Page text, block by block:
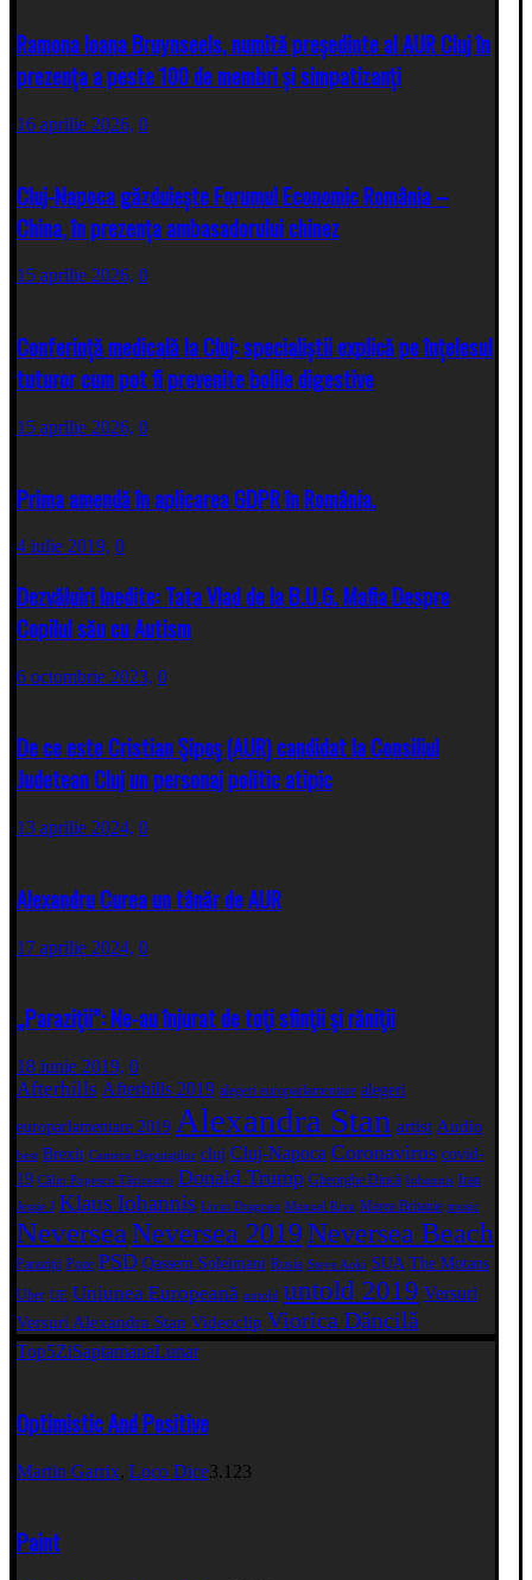
Ramona Ioana Bruynseels, numită președinte al AUR Cluj în
prezența a peste 100 de membri și simpatizanți
16 aprilie 2026, 0
Cluj-Napoca găzduiește Forumul Economic România –
China, în prezența ambasadorului chinez
15 aprilie 2026, 0
Conferință medicală la Cluj: specialiștii explică pe înțelesul
tuturor cum pot fi prevenite bolile digestive
15 aprilie 2026, 0
Prima amendă în aplicarea GDPR în România.
4 iulie 2019, 0
Dezvăluiri Inedite: Tata Vlad de la B.U.G. Mafia Despre
Copilul său cu Autism
6 octombrie 2023, 0
De ce este Cristian Şipoş (AUR) candidat la Consiliul
Judetean Cluj un personaj politic atipic
13 aprilie 2024, 0
Alexandru Curea un tânăr de AUR
17 aprilie 2024, 0
„Paraziţii”: Ne-au înjurat de toţi sfinţii şi răniţii
18 iunie 2019, 0
Afterhills Afterhills 2019 alegeri europarlamentare alegeri
europarlamentare 2019 Alexandra Stan artist Audio
best Brexit Camera Deputaţilor cluj Cluj-Napoca Coronavirus covid-
19 Călin Popescu Tăriceanu Donald Trump Gheorghe Dincă Iohannis Iran
Jessie J Klaus Iohannis Liviu Dragnea Manuel Riva Marea Britanie music
NeverseaNeversea 2019Neversea Beach
Paraziții Poze PSD Qassem Soleimani Rusia Steve Aoki SUA The Motans
Uber UE Uniunea Europeană untold untold 2019 Versuri
Versuri Alexandra Stan Videoclip Viorica Dăncilă
Top5ZiSaptamanaLunar
Optimistic And Positive
Martin Garrix, Loco Dice3.123
Paint